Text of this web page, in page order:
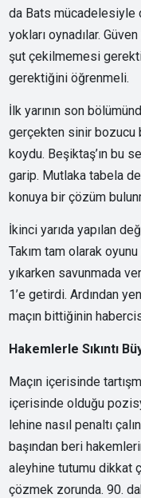
da Bats mücadelesiyle
yokları oynadılar.
şut çekilmemesi
gerektiğini öğrenmeli.
İlk yarının son
gerçekten sinir bozucu
koydu. Beşiktaş’ın bu
garip. Mutlaka tabela
konuya bir çözüm
İkinci yarıda yapılan
Takım tam olarak
yıkarken savunmada
1’e getirdi. Ardından
maçın bittiğinin
Hakemlerle Sıkıntı
Maçın içerisinde
içerisinde olduğu
lehine nasıl penaltı
başından beri
aleyhine tutumu dikkat
çözmek zorunda. 90.